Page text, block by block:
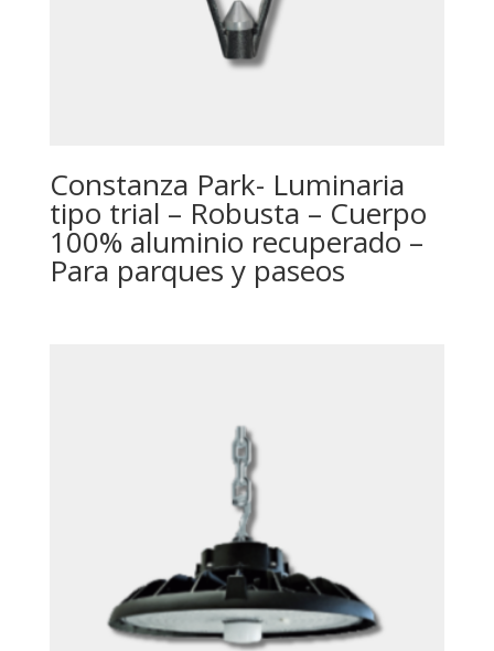
Constanza Park- Luminaria
tipo trial – Robusta – Cuerpo
100% aluminio recuperado –
Para parques y paseos